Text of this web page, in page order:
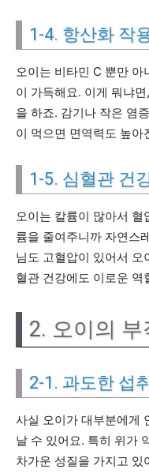
1-4. 항산화 작
오이는 비타민 C 뿐만
이 가득해요. 이게 뭐냐
을 하죠. 감기나 작은 염
이 먹으면 면역력도 높아
1-5. 심혈관 건
오이는 칼륨이 많아서 혈
륨을 줄여주니까 자연스
님도 고혈압이 있어서
혈관 건강에도 이로운 역
2. 오이의 부
2-1. 과도한 섭
사실 오이가 대부분에게
날 수 있어요. 특히 위가
차가운 성질을 가지고 있